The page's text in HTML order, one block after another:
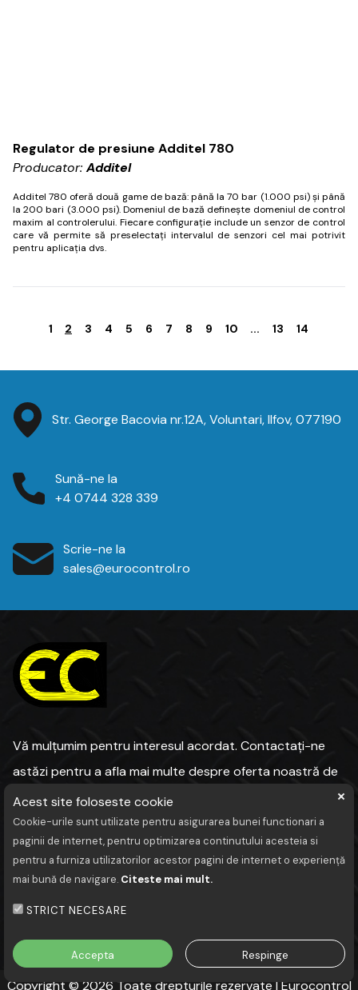
Regulator de presiune Additel 780
Producator:Additel
Additel 780 oferă două game de bază: până la 70 bar (1.000 psi) și până
la 200 bari (3.000 psi). Domeniul de bază definește domeniul de control
maxim al controlerului. Fiecare configurație include un senzor de control
care vă permite să preselectați intervalul de senzori cel mai potrivit
pentru aplicația dvs.
1 2 3 4 5 6 7 8 9 10 ... 13 14
Str. George Bacovia nr.12A, Voluntari, Ilfov, 077190
Sună-ne la
+4 0744 328 339
Scrie-ne la
sales@eurocontrol.ro
Vă mulțumim pentru interesul acordat. Contactați-ne
astăzi pentru a afla mai multe despre oferta noastră de
Termeni și condiții
Politica de confidentialitate
Politică privind cookies
Copyright © 2026 Toate drepturile rezervate | Eurocontrol
Acest site foloseste cookie
Cookie-urile sunt utilizate pentru asigurarea bunei functionari a
paginii de internet, pentru optimizarea continutului acesteia si
pentru a furniza utilizatorilor acestor pagini de internet o experiență
mai bună de navigare. Citeste mai mult.
STRICT NECESARE
Accepta Respinge